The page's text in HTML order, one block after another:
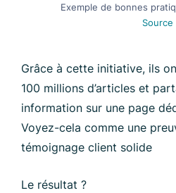
Exemple de bonnes
Source
Grâce à cette initiative, ils
100 millions d’articles et
information sur une page
Voyez-cela comme une
témoignage client solide
Le résultat ?